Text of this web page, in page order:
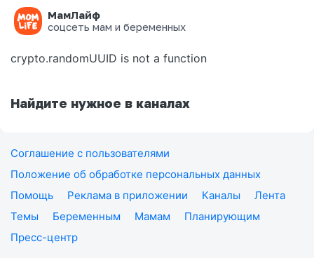
МамЛайф
соцсеть мам и беременных
Ошибка на странице
crypto.randomUUID is not a function
Найдите нужное в каналах
Соглашение с пользователями
Положение об обработке персональных данных
Помощь
Реклама в приложении Каналы
Лента
Темы
Беременным Мамам
Планирующим
Пресс-центр